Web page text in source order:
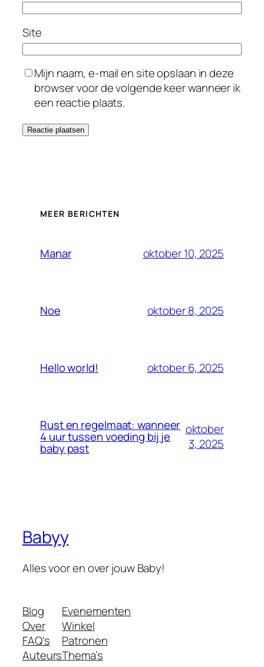
Site
Mijn naam, e-mail en site opslaan in deze
browser voor de volgende keer wanneer ik
een reactie plaats.
MEER BERICHTEN
Manar oktober 10, 2025
Noe oktober 8, 2025
Hello world! oktober 6, 2025
Rust en regelmaat: wanneer
4 uur tussen voeding bij je
baby past
oktober
3, 2025
Babyy
Alles voor en over jouw Baby!
Blog
Over
FAQ's
Auteurs
Evenementen
Winkel
Patronen
Thema’s